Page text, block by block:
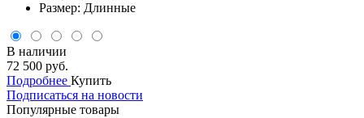
Размер: Длинные
В наличии
72 500 руб.
Подробнее Купить
Подписаться на новости
Популярные товары